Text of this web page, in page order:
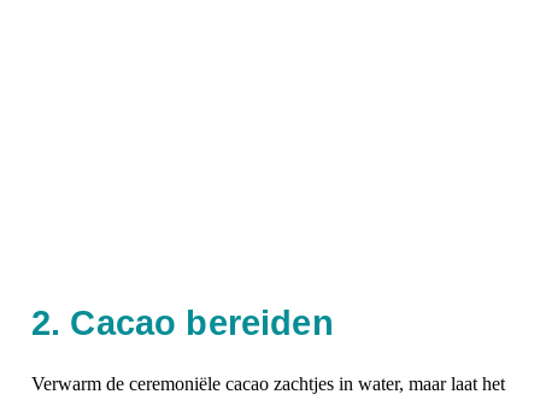
2. Cacao bereiden
Verwarm de ceremoniële cacao zachtjes in water, maar laat het